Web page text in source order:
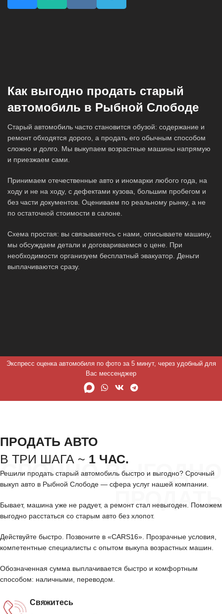
Как выгодно продать старый
автомобиль в Рыбной Слободе
Старый автомобиль часто становится обузой: содержание и
ремонт обходятся дорого, а продать его обычным способом
сложно и долго. Мы выкупаем возрастные машины напрямую
и приезжаем сами.
Принимаем отечественные авто и иномарки любого года, на
ходу и не на ходу, с дефектами кузова, большим пробегом и
без части документов. Оцениваем по реальному рынку, а не
по остаточной стоимости в салоне.
Схема простая: вы связываетесь с нами, описываете машину,
мы обсуждаем детали и договариваемся о цене. При
необходимости организуем бесплатный эвакуатор. Деньги
выплачиваются сразу.
Экспресс оценка автомобиля по фото за 5 минут, через удобный для
Вас мессенджер
СРОЧНО ВЫГОДНО
ПРОДАТЬ
ПРОДАТЬ АВТО
В ТРИ ШАГА ~ 1 ЧАС.
Решили продать старый автомобиль быстро и выгодно? Срочный
выкуп авто в Рыбной Слободе — сфера услуг нашей компании.
Бывает, машина уже не радует, а ремонт стал невыгоден. Поможем
выгодно расстаться со старым авто без хлопот.
Действуйте быстро. Позвоните в «CARS16». Прозрачные условия,
компетентные специалисты с опытом выкупа возрастных машин.
Обозначенная сумма выплачивается быстро и комфортным
способом: наличными, переводом.
Свяжитесь